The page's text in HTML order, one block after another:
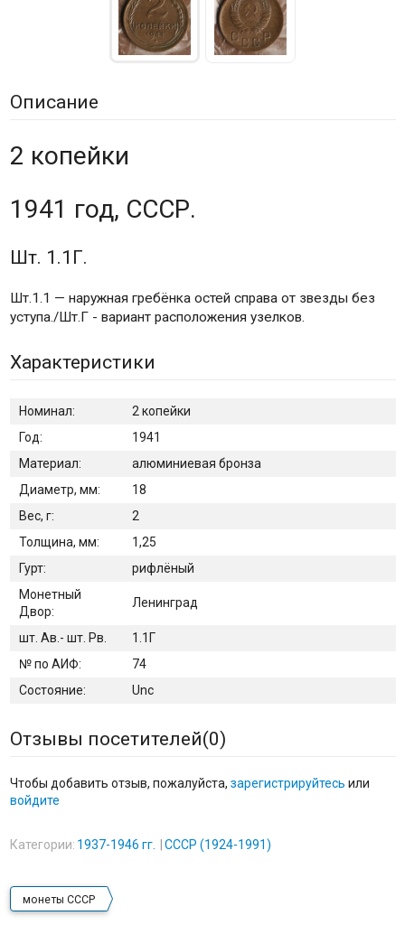
Описание
2 копейки
1941 год, СССР.
Шт. 1.1Г.
Шт.1.1 — наружная гребёнка остей справа от звезды без
уступа./Шт.Г - вариант расположения узелков.
Характеристики
Номинал:
2 копейки
Год:
1941
Материал:
алюминиевая бронза
Диаметр, мм:
18
Вес, г:
2
Толщина, мм:
1,25
Гурт:
рифлёный
Монетный
Двор:
Ленинград
шт. Ав.- шт. Рв.
1.1Г
№ по АИФ:
74
Состояние:
Unc
Отзывы посетителей(0)
Чтобы добавить отзыв, пожалуйста, зарегистрируйтесь или
войдите
Категории: 1937-1946 гг. СССР (1924-1991)
монеты СССР